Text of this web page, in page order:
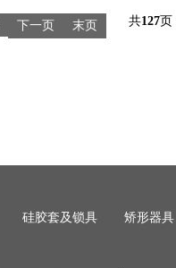
下一页 末页 共127页
硅胶套及锁具 矫形器具